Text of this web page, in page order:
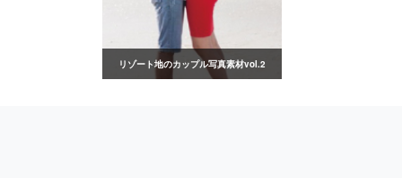
リゾート地のカップル写真素材vol.2